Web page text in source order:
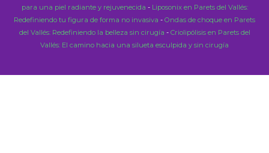
para una piel radiante y rejuvenecida - Liposonix en Parets del Vallés:
Redefiniendo tu figura de forma no invasiva - Ondas de choque en Parets
del Vallés: Redefiniendo la belleza sin cirugía - Criolipólisis en Parets del
Vallés: El camino hacia una silueta esculpida y sin cirugía